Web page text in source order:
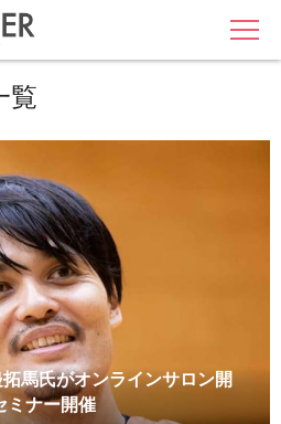
MENU
覧
馬氏がオンラインサロン開
ナー開催